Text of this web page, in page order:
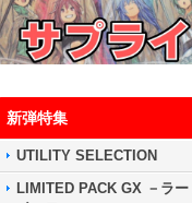
新弾特集
UTILITY SELECTION
LIMITED PACK GX －ラー